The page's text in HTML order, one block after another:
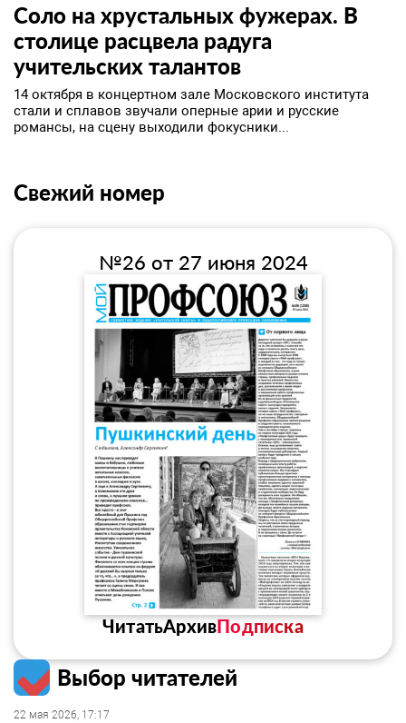
Соло на хрустальных фужерах. В
столице расцвела радуга
учительских талантов
14 октября в концертном зале Московского института
стали и сплавов звучали оперные арии и русские
романсы, на сцену выходили фокусники...
Свежий номер
№26 от 27 июня 2024
ЧитатьАрхивПодписка
Выбор читателей
22 мая 2026, 17:17